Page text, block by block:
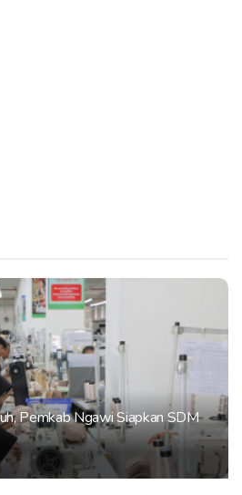
Pemkab Ngawi Siapkan SDM